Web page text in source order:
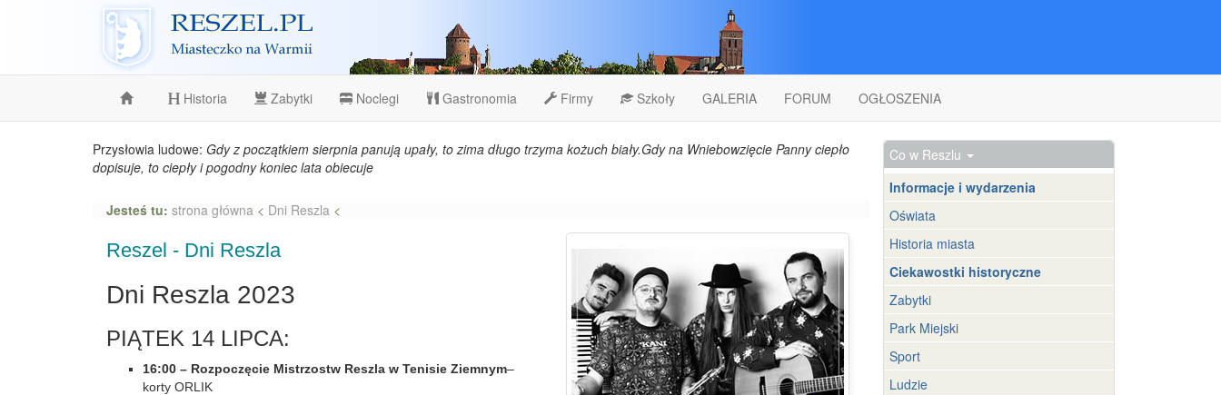
Reszel
Historia Zabytki Noclegi Gastronomia Firmy Szkoły GALERIA FORUM OGŁOSZENIA
Przysłowia ludowe: Gdy z początkiem sierpnia panują upały, to zima długo trzyma kożuch biały.Gdy na Wniebowzięcie Panny ciepło
dopisuje, to ciepły i pogodny koniec lata obiecuje
Jesteś tu: strona główna < Dni Reszla <
Reszel - Dni Reszla
Dni Reszla 2023
PIĄTEK 14 LIPCA:
16:00 – Rozpoczęcie Mistrzostw Reszla w Tenisie Ziemnym–
korty ORLIK
Co w Reszlu
Informacje i wydarzenia
Oświata
Historia miasta
Ciekawostki historyczne
Zabytki
Park Miejski
Sport
Ludzie